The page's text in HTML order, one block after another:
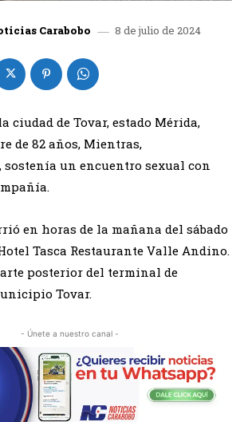
Carabobo 8 de julio de 2024
ciudad de Tovar, estado Mérida,
de 82 años, Mientras,
sostenía un encuentro sexual con
en horas de la mañana del sábado
Tasca Restaurante Valle Andino.
posterior del terminal de
Tovar.
- Únete a nuestro canal -